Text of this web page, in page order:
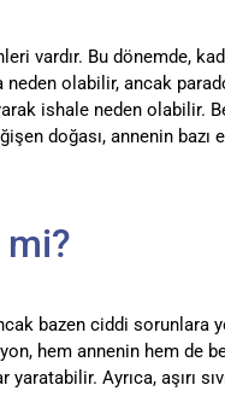
vardır. Bu dönemde,
olabilir, ancak
ishale neden olabilir.
doğası, annenin
bazen ciddi sorunlara
hem annenin hem de
Ayrıca, aşırı